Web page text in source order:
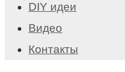
DIY идеи
Видео
Контакты